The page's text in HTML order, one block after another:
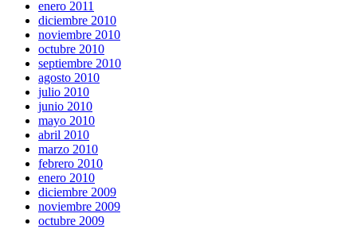
enero 2011
diciembre 2010
noviembre 2010
octubre 2010
septiembre 2010
agosto 2010
julio 2010
junio 2010
mayo 2010
abril 2010
marzo 2010
febrero 2010
enero 2010
diciembre 2009
noviembre 2009
octubre 2009